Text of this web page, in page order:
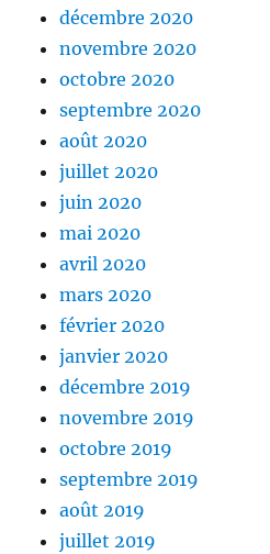
décembre 2020
novembre 2020
octobre 2020
septembre 2020
août 2020
juillet 2020
juin 2020
mai 2020
avril 2020
mars 2020
février 2020
janvier 2020
décembre 2019
novembre 2019
octobre 2019
septembre 2019
août 2019
juillet 2019